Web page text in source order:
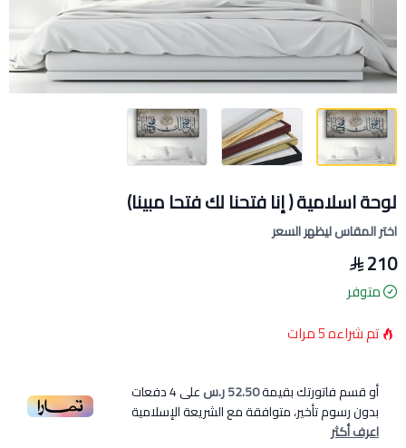
لوحة اسلامية ﴿ إنا فتحنا لك فتحا مبينا)
اختر المقاس ليظهر السعر
210
متوفر
تم شراءه5مرات
أو قسم فاتورتك بقيمة52.50 ر.س على4دفعات
بدون رسوم تأخير، متوافقة مع الشريعة الإسلامية
اعرف أكثر